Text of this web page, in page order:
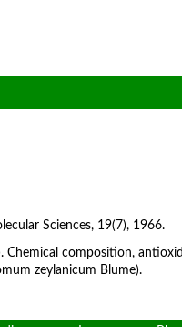
Sciences, 19(7), 1966.
Chemical composition,
zeylanicum Blume).